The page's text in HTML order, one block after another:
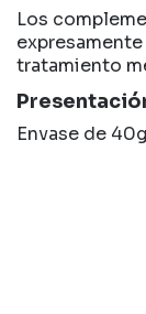
Los
tratamiento
Envase de